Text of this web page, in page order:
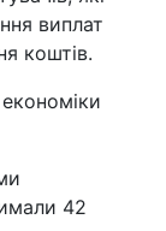
виплат
коштів.
42